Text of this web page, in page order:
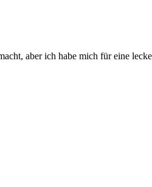
aber ich habe mich für eine